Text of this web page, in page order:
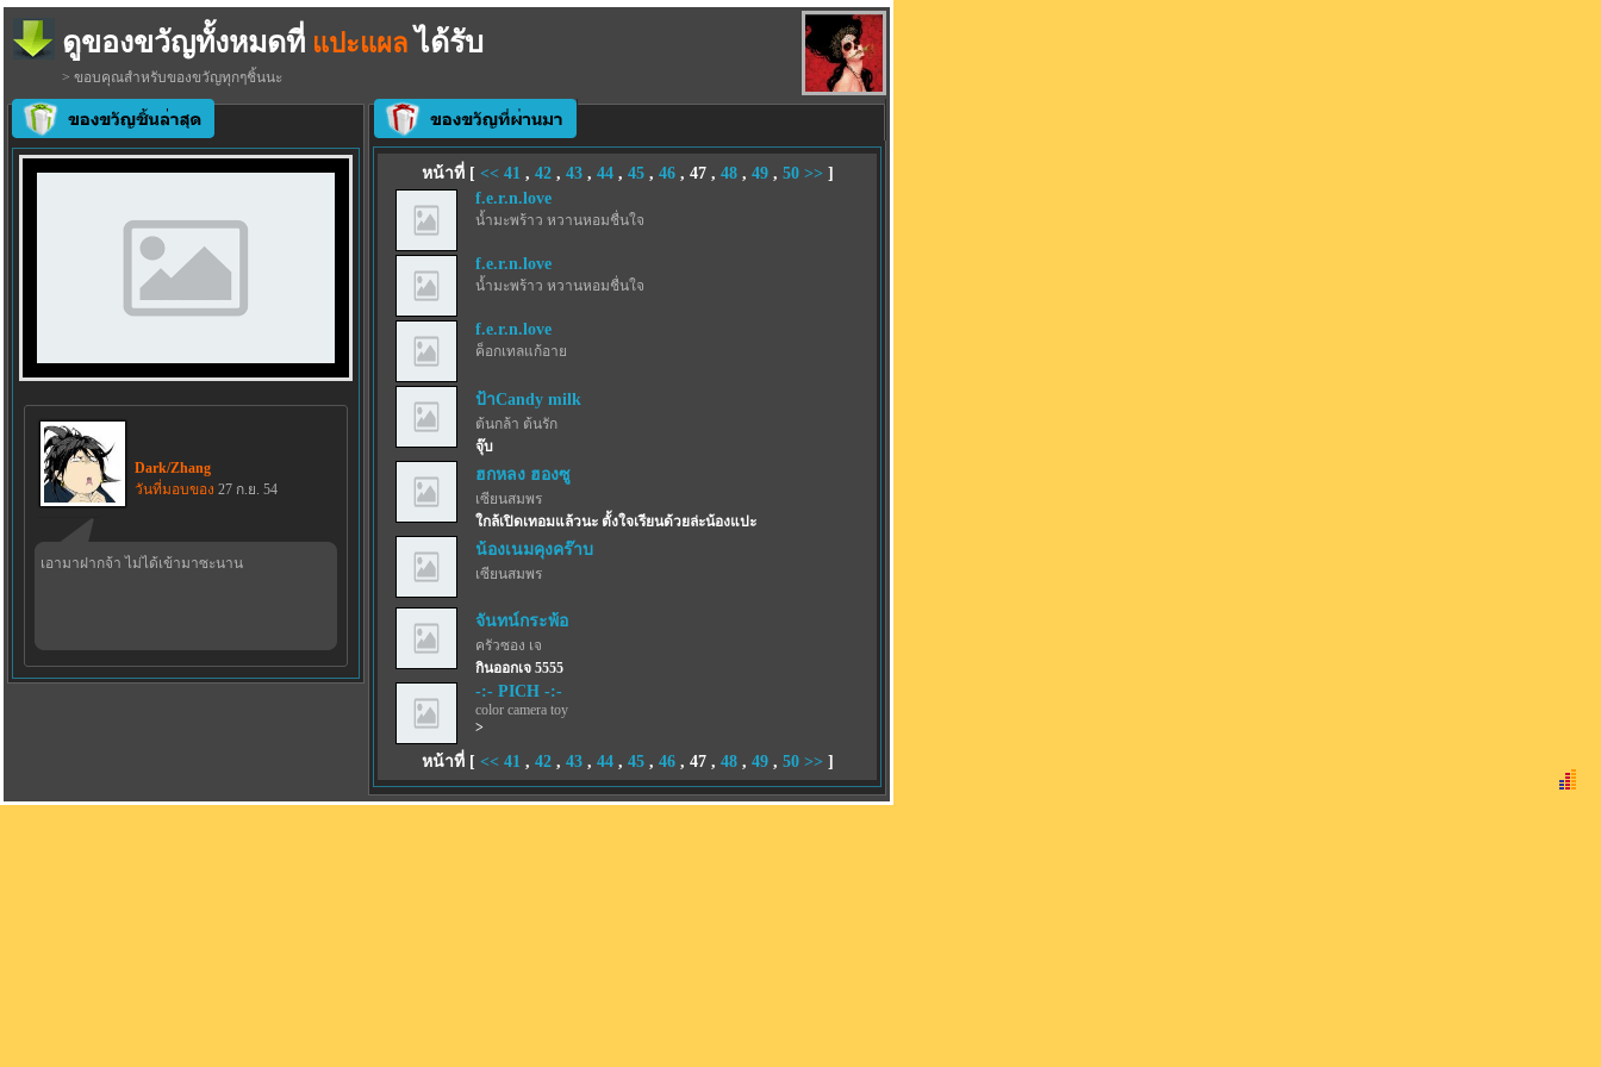
ดูของขวัญทั้งหมดที่ แปะแผล ได้รับ
> ขอบคุณสำหรับของขวัญทุกๆชิ้นนะ
Dark/Zhang
วันที่มอบของ 27 ก.ย. 54
เอามาฝากจ้า ไม่ได้เข้ามาซะนาน
หน้าที่ [ << 41 , 42, 43, 44, 45, 46, 47, 48, 49, 50 >> ]
f.e.r.n.love
น้ำมะพร้าว หวานหอมชื่นใจ
f.e.r.n.love
น้ำมะพร้าว หวานหอมชื่นใจ
f.e.r.n.love
ค็อกเทลแก้อาย
ป้าCandy milk
ต้นกล้า ต้นรัก
จุ๊บ
ฮกหลง ฮองซู
เซียนสมพร
ใกล้เปิดเทอมแล้วนะ ตั้งใจเรียนด้วยล่ะน้องแปะ
น้องเนมคุงคร๊าบ
เซียนสมพร
จันทน์กระพ้อ
ครัวซอง เจ
กินออกเจ 5555
-:- PICH -:-
color camera toy
>
หน้าที่ [ << 41 , 42, 43, 44, 45, 46, 47, 48, 49, 50 >> ]